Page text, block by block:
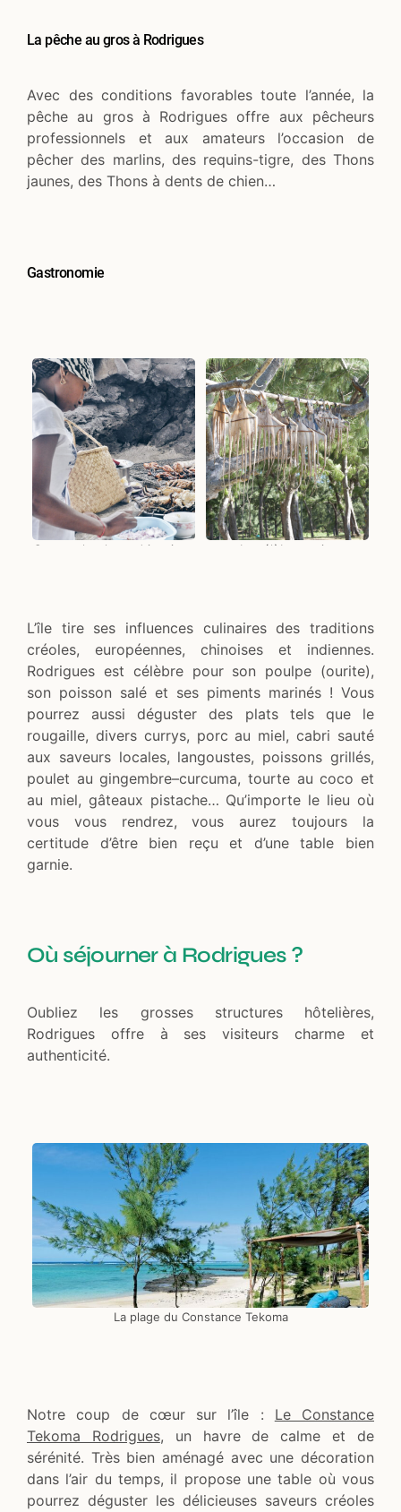
La pêche au gros à Rodrigues
Avec des conditions favorables toute l’année, la
pêche au gros à Rodrigues offre aux pêcheurs
professionnels et aux amateurs l’occasion de
pêcher des marlins, des requins-tigre, des Thons
jaunes, des Thons à dents de chien…
Gastronomie
Saveurs locales rodriguaises Le célèbre ourite
L’île tire ses influences culinaires des traditions
créoles, européennes, chinoises et indiennes.
Rodrigues est célèbre pour son poulpe (ourite),
son poisson salé et ses piments marinés ! Vous
pourrez aussi déguster des plats tels que le
rougaille, divers currys, porc au miel, cabri sauté
aux saveurs locales, langoustes, poissons grillés,
poulet au gingembre–curcuma, tourte au coco et
au miel, gâteaux pistache… Qu’importe le lieu où
vous vous rendrez, vous aurez toujours la
certitude d’être bien reçu et d’une table bien
garnie.
Où séjourner à Rodrigues ?
Oubliez les grosses structures hôtelières,
Rodrigues offre à ses visiteurs charme et
authenticité.
La plage du Constance Tekoma
Notre coup de cœur sur l’île : Le Constance
Tekoma Rodrigues, un havre de calme et de
sérénité. Très bien aménagé avec une décoration
dans l’air du temps, il propose une table où vous
pourrez déguster les délicieuses saveurs créoles